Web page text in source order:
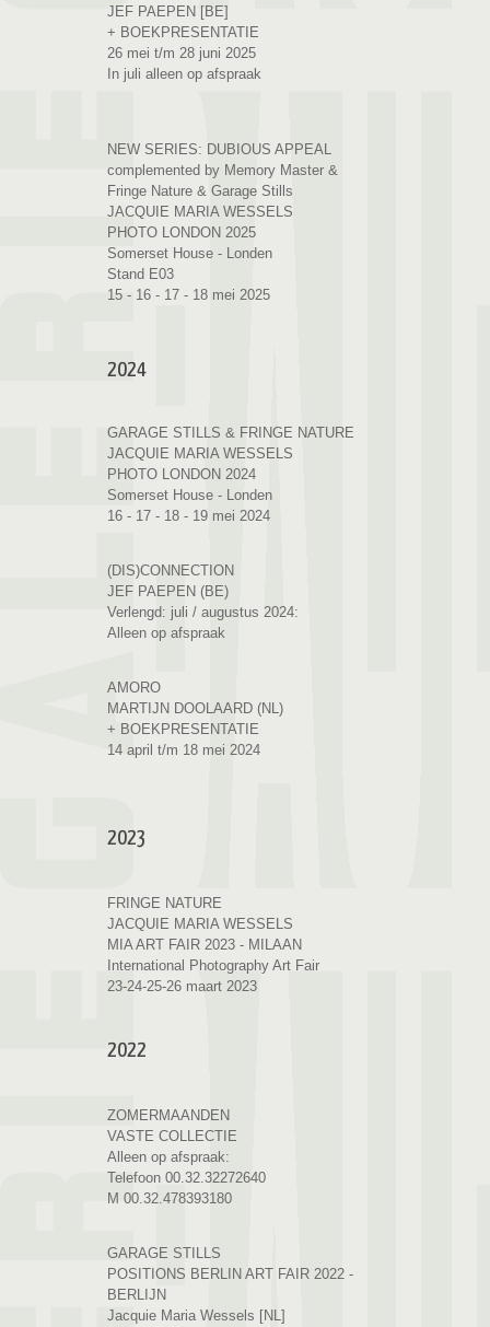
JEF PAEPEN [BE]
+ BOEKPRESENTATIE
26 mei t/m 28 juni 2025
In juli alleen op afspraak
NEW SERIES: DUBIOUS APPEAL
complemented by Memory Master &
Fringe Nature & Garage Stills
JACQUIE MARIA WESSELS
PHOTO LONDON 2025
Somerset House - Londen
Stand E03
15 - 16 - 17 - 18 mei 2025
2024
GARAGE STILLS & FRINGE NATURE
JACQUIE MARIA WESSELS
PHOTO LONDON 2024
Somerset House - Londen
16 - 17 - 18 - 19 mei 2024
(DIS)CONNECTION
JEF PAEPEN (BE)
Verlengd: juli / augustus 2024:
Alleen op afspraak
AMORO
MARTIJN DOOLAARD (NL)
+ BOEKPRESENTATIE
14 april t/m 18 mei 2024
2023
FRINGE NATURE
JACQUIE MARIA WESSELS
MIA ART FAIR 2023 - MILAAN
International Photography Art Fair
23-24-25-26 maart 2023
2022
ZOMERMAANDEN
VASTE COLLECTIE
Alleen op afspraak:
Telefoon 00.32.32272640
M 00.32.478393180
GARAGE STILLS
POSITIONS BERLIN ART FAIR 2022 -
BERLIJN
Jacquie Maria Wessels [NL]